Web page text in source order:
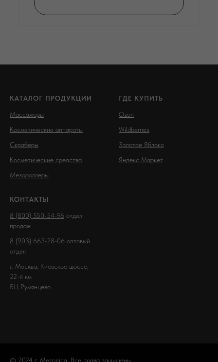
КАТАЛОГ ПРОДУКЦИИ
Массажеры
Косметические аппараты
Скраберы
Косметические средства
Мезороллеры
ГДЕ КУПИТЬ
Ozon
Wildberries
Золотое Яблоко
Яндекс Маркет
КОНТАКТЫ
8 (800) 550-54-96 отдел
продаж
8 (903) 663-28-06 оптовый
отдел
г. Москва, Киевское шоссе,
22-й км
БЦ Румянцево
© 2024 г. Mezonica. Все права защищены.